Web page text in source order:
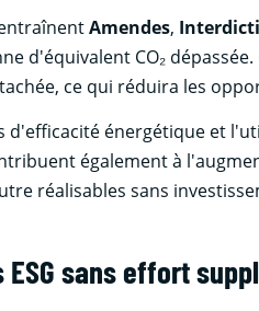
Amendes,
d'équivalent CO₂
ce qui réduira les
d'efficacité énergétique et
également à
réalisables sans
sans effort